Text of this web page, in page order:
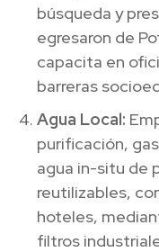
búsqueda y
egresaron de
capacita en
barreras
Agua Local:
purificación,
agua in-situ de
reutilizables,
hoteles,
filtros